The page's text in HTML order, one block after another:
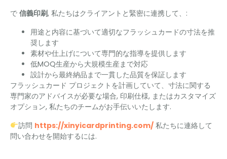
で 信義印刷, 私たちはクライアントと緊密に連携して、:
用途と内容に基づいて適切なフラッシュカードの寸法を推
奨します
素材や仕上げについて専門的な指導を提供します
低MOQ生産から大規模生産まで対応
設計から最終納品まで一貫した品質を保証します
フラッシュカード プロジェクトを計画していて、寸法に関する
専門家のアドバイスが必要な場合, 印刷仕様, またはカスタマイズ
オプション, 私たちのチームがお手伝いいたします.
訪問 https://xinyicardprinting.com/私たちに連絡して
問い合わせを開始するには.